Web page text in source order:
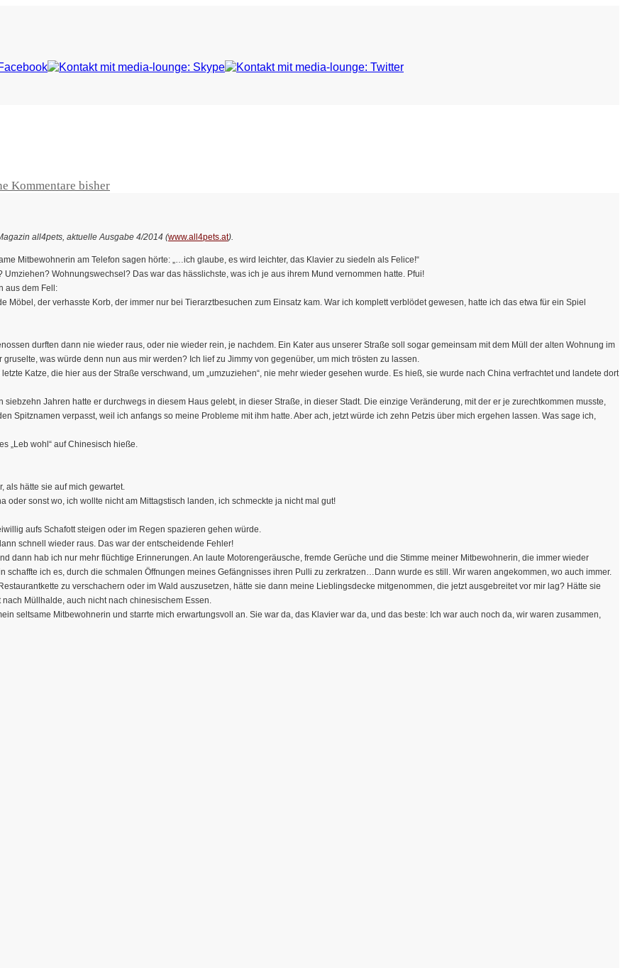
Kommentare bisher
all4pets, aktuelle Ausgabe 4/2014 (www.all4pets.at).
Mitbewohnerin am Telefon sagen hörte: „…ich glaube, es wird leichter, das Klavier zu siedeln als Felice!“
Wohnungswechsel? Das war das hässlichste, was ich je aus ihrem Mund vernommen hatte. Pfui!
aus dem Fell:
der verhasste Korb, der immer nur bei Tierarztbesuchen zum Einsatz kam. War ich komplett verblödet gewesen, hatte ich das etwa für ein Spiel
durften dann nie wieder raus, oder nie wieder rein, je nachdem. Ein Kater aus unserer Straße soll sogar gemeinsam mit dem Müll der alten Wohnung im
was würde denn nun aus mir werden? Ich lief zu Jimmy von gegenüber, um mich trösten zu lassen.
Katze, die hier aus der Straße verschwand, um „umzuziehen“, nie mehr wieder gesehen wurde. Es hieß, sie wurde nach China verfrachtet und landete dort
Jahren hatte er durchwegs in diesem Haus gelebt, in dieser Straße, in dieser Stadt. Die einzige Veränderung, mit der er je zurechtkommen musste,
Spitznamen verpasst, weil ich anfangs so meine Probleme mit ihm hatte. Aber ach, jetzt würde ich zehn Petzis über mich ergehen lassen. Was sage ich,
„Leb wohl“ auf Chinesisch hieße.
als hätte sie auf mich gewartet.
sonst wo, ich wollte nicht am Mittagstisch landen, ich schmeckte ja nicht mal gut!
aufs Schafott steigen oder im Regen spazieren gehen würde.
schnell wieder raus. Das war der entscheidende Fehler!
dann hab ich nur mehr flüchtige Erinnerungen. An laute Motorengeräusche, fremde Gerüche und die Stimme meiner Mitbewohnerin, die immer wieder
ich es, durch die schmalen Öffnungen meines Gefängnisses ihren Pulli zu zerkratzen…Dann wurde es still. Wir waren angekommen, wo auch immer.
zu verschachern oder im Wald auszusetzen, hätte sie dann meine Lieblingsdecke mitgenommen, die jetzt ausgebreitet vor mir lag? Hätte sie
Müllhalde, auch nicht nach chinesischem Essen.
seltsame Mitbewohnerin und starrte mich erwartungsvoll an. Sie war da, das Klavier war da, und das beste: Ich war auch noch da, wir waren zusammen,